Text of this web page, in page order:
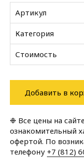
Артикул
Категория
Стоимость
Добавить в
❉ Все цены на
ознакомительный
офертой. По
телефону +7 (812)